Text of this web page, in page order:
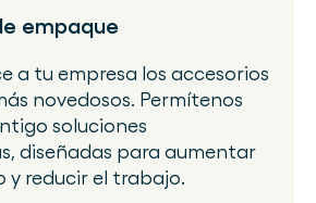
empaque
a tu empresa los accesorios
novedosos. Permítenos
soluciones
diseñadas para aumentar
y reducir el trabajo.